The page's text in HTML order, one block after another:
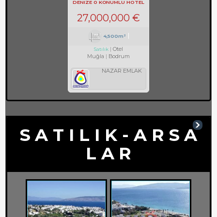
DENIZE 0 KONUMLU HOTEL
27,000,000 €
4,500m²
Satılık
Otel
Muğla
Bodrum
NAZAR EMLAK
S A T I L I K - A R S A
L A R